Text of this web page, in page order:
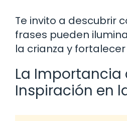
Te invito a descubrir
frases pueden
la crianza y fortalecer
La Importancia
Inspiración en